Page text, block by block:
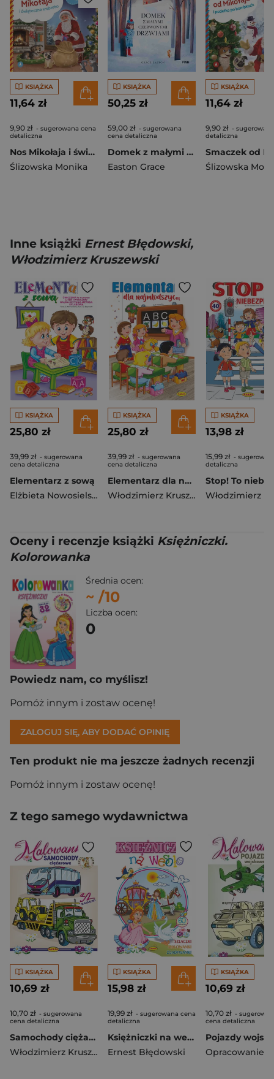
KSIĄŻKA
11,64 zł
9,90 zł - sugerowana cena
detaliczna
Nos Mikołaja i świąteczne sreberko
Ślizowska Monika
KSIĄŻKA
50,25 zł
59,00 zł - sugerowana
cena detaliczna
Domek z małymi czerwonymi drzwiami
Easton Grace
KSIĄŻKA
11,64 zł
9,90 zł -
detaliczna
Ślizowska
Inne książki Ernest Błędowski,
Włodzimierz Kruszewski
KSIĄŻKA
25,80 zł
39,99 zł - sugerowana
cena detaliczna
Elementarz z sową
Elżbieta Nowosielska
Ernest Błędowski
KSIĄŻKA
25,80 zł
39,99 zł - sugerowana
cena detaliczna
Elementarz dla najmłodszych
Włodzimierz Kruszewski
,Piotr Fic,
KSIĄŻKA
13,98 zł
15,99 zł -
detaliczna
Oceny i recenzje książki Księżniczki.
Kolorowanka
Średnia ocen:
~ /10
Liczba ocen:
0
Powiedz nam, co myślisz!
Pomóż innym i zostaw ocenę!
ZALOGUJ SIĘ, ABY DODAĆ OPINIĘ
Ten produkt nie ma jeszcze żadnych recenzji
Pomóż innym i zostaw ocenę!
Z tego samego wydawnictwa
KSIĄŻKA
10,69 zł
10,70 zł - sugerowana
cena detaliczna
Samochody ciężarowe. Malowanki - seria z misiem
Włodzimierz Kruszewski
,Ernest Błędowski
KSIĄŻKA
15,98 zł
19,99 zł - sugerowana cena
detaliczna
Księżniczki na wesoło
Ernest Błędowski
KSIĄŻKA
10,69 zł
10,70 zł -
cena detaliczna